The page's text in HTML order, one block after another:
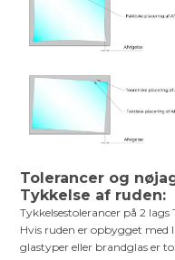
Tolerancer og
Tykkelse af ruden:
Tykkelsestolerancer på 2
Hvis ruden er opbygget
glastyper eller brandglas er